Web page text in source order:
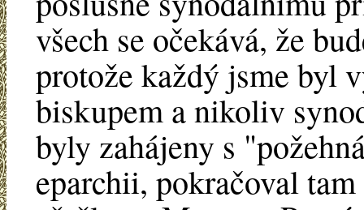
všech se očekává, že
protože každý jsme byl
biskupem a nikoliv
byly zahájeny s
eparchii, pokračoval